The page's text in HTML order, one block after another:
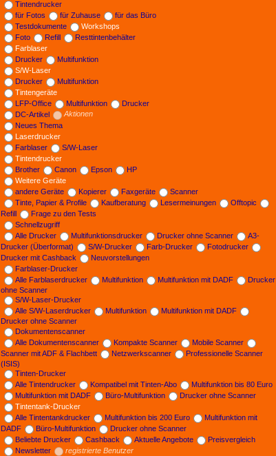
Tintendrucker
für Fotos
für Zuhause
für das Büro
Testdokumente
Workshops
Foto
Refill
Resttintenbehälter
Farblaser
Drucker
Multifunktion
S/W-Laser
Drucker
Multifunktion
Tintengeräte
LFP-Office
Multifunktion
Drucker
DC-Artikel
Aktionen
Neues Thema
Laserdrucker
Farblaser
S/W-Laser
Tintendrucker
Brother
Canon Epson
HP
Weitere Geräte
andere Geräte
Kopierer Faxgeräte
Scanner
Tinte, Papier & Profile
Kaufberatung Lesermeinungen
Offtopic
Refill
Frage zu den Tests
Schnellzugriff
Alle Drucker
Multifunktionsdrucker Drucker ohne Scanner
A3-
Drucker (Überformat)
S/W-Drucker Farb-Drucker
Fotodrucker
Drucker mit Cashback
Neuvorstellungen
Farblaser-Drucker
Alle Farblaserdrucker
Multifunktion Multifunktion mit DADF
Drucker
ohne Scanner
S/W-Laser-Drucker
Alle S/W-Laserdrucker
Multifunktion
Multifunktion mit DADF
Drucker ohne Scanner
Dokumentenscanner
Alle Dokumentenscanner
Kompakte Scanner
Mobile Scanner
Scanner mit ADF & Flachbett
Netzwerkscanner
Professionelle Scanner
(ISIS)
Tinten-Drucker
Alle Tintendrucker
Kompatibel mit Tinten-Abo
Multifunktion bis 80 Euro
Multifunktion mit DADF
Büro-Multifunktion
Drucker ohne Scanner
Tintentank-Drucker
Alle Tintentankdrucker
Multifunktion bis 200 Euro
Multifunktion mit
DADF
Büro-Multifunktion
Drucker ohne Scanner
Beliebte Drucker
Cashback Aktuelle Angebote
Preisvergleich
Newsletter
registrierte Benutzer